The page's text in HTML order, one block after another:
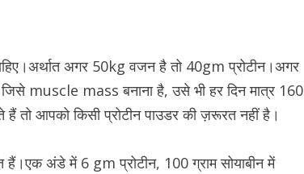
अगर 50kg वजन है तो 40gm प्रोटीन।अगर
muscle mass बनाना है, उसे भी हर दिन मात्र 160
तो आपको किसी प्रोटीन पाउडर की ज़रूरत नहीं है।
हैं।एक अंडे में 6 gm प्रोटीन, 100 ग्राम सोयाबीन में